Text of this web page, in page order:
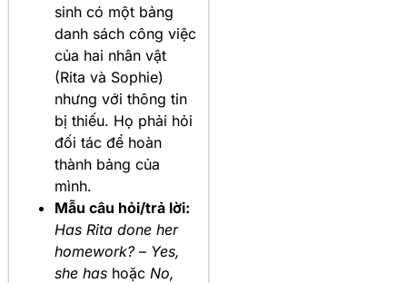
sinh có một bảng
danh sách công việc
của hai nhân vật
(Rita và Sophie)
nhưng với thông tin
bị thiếu. Họ phải hỏi
đối tác để hoàn
thành bảng của
mình.
Mẫu câu hỏi/trả lời:
Has Rita done her
homework?– Yes,
she has hoặc No,